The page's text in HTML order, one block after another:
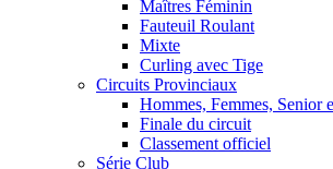
Maîtres Féminin
Fauteuil Roulant
Mixte
Curling avec Tige
Circuits Provinciaux
Hommes, Femmes, Senior
Finale du circuit
Classement officiel
Série Club